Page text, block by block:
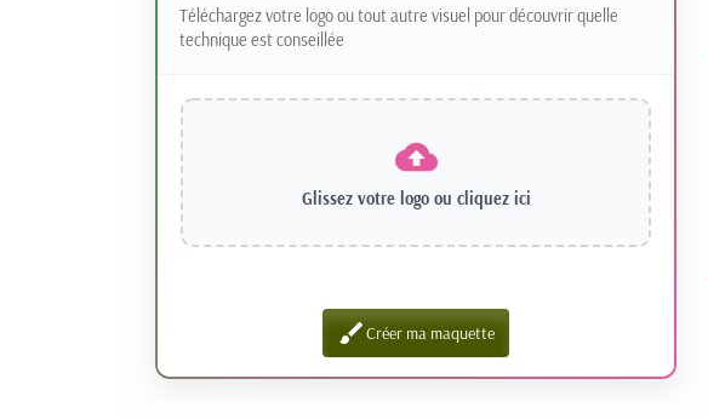
Téléchargez votre logo ou tout autre visuel pour découvrir quelle
technique est conseillée
Glissez votre logo ou cliquez ici
brushCréer ma maquette